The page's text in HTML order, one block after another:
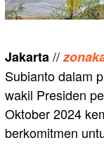
Jakarta//
Subianto dalam
wakil Presiden
Oktober 2024
berkomitmen